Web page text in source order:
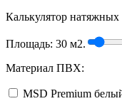
Калькулятор натяжных
Площадь: 30 м2.
Материал ПВХ:
MSD Premium